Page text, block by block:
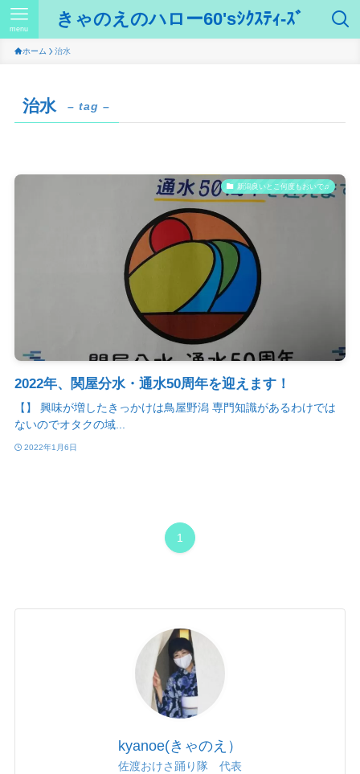
きゃのえのハロー60'sｼｸｽﾃｨ-ｽﾞ
menu
ホーム 治水
治水 – tag –
新潟良いとこ何度もおいで♫
2022年、関屋分水・通水50周年を迎えます！
【】 興味が増したきっかけは鳥屋野潟 専門知識があるわけでは
ないのでオタクの域...
2022年1月6日
1
kyanoe(きゃのえ）
佐渡おけさ踊り隊 代表